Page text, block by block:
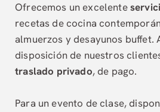
Ofrecemos un excelente
recetas de cocina
almuerzos y desayunos buffet.
disposición de nuestros
traslado privado, de pago.
Para un evento de clase,